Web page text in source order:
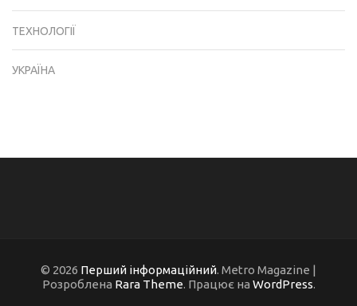
ТЕХНОЛОГІЇ
УКРАЇНА
© 2026 Перший інформаційний. Metro Magazine |
Розроблена Rara Theme. Працює на WordPress.